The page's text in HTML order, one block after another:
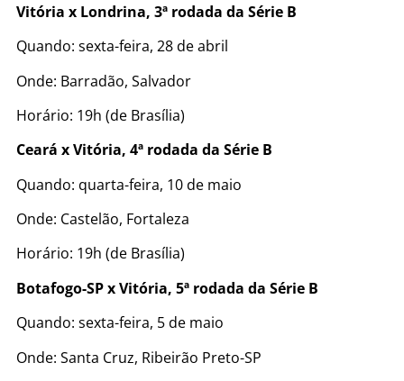
Vitória x Londrina, 3ª rodada da Série B
Quando: sexta-feira, 28 de abril
Onde: Barradão, Salvador
Horário: 19h (de Brasília)
Ceará x Vitória, 4ª rodada da Série B
Quando: quarta-feira, 10 de maio
Onde: Castelão, Fortaleza
Horário: 19h (de Brasília)
Botafogo-SP x Vitória, 5ª rodada da Série B
Quando: sexta-feira, 5 de maio
Onde: Santa Cruz, Ribeirão Preto-SP